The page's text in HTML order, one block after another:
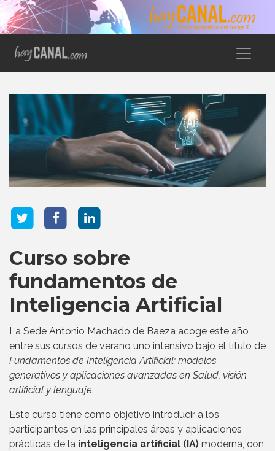
Curso sobre
fundamentos de
Inteligencia Artificial
La Sede Antonio Machado de Baeza acoge este año
entre sus cursos de verano uno intensivo bajo el título de
Fundamentos de Inteligencia Artificial: modelos
generativos y aplicaciones avanzadas en Salud, visión
artificial y lenguaje.
Este curso tiene como objetivo introducir a los
participantes en las principales áreas y aplicaciones
prácticas de la inteligencia artificial (IA) moderna, con